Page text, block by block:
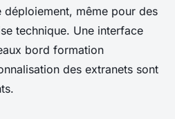
même pour des
technique. Une interface
bord formation
des extranets sont